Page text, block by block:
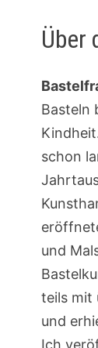
Über
Basteln
schon
und
teils mit
und
Ich